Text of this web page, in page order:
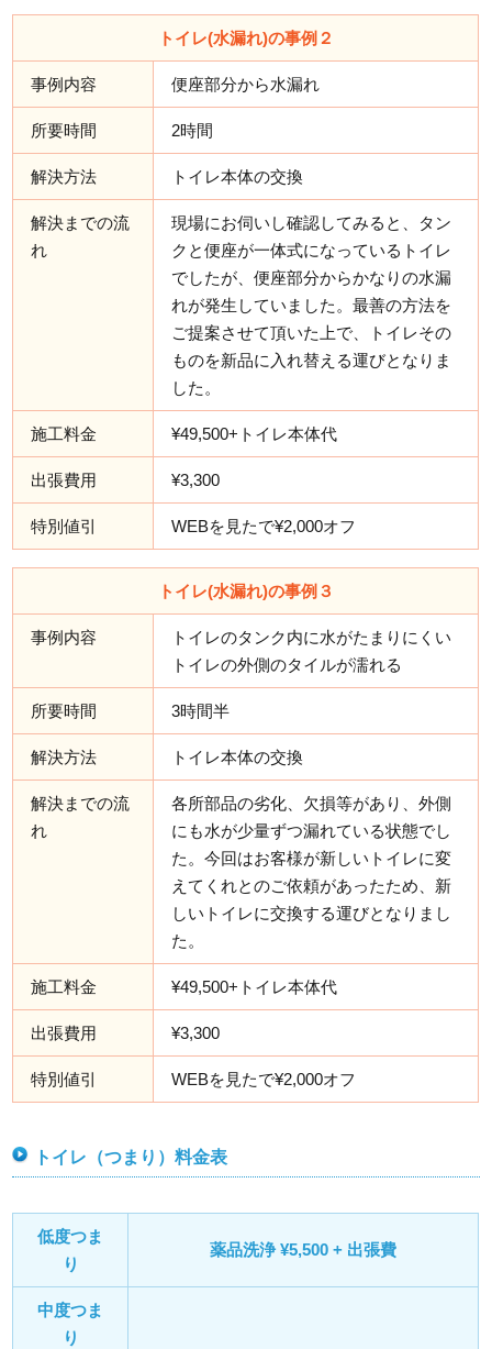
トイレ(水漏れ)の事例２
事例内容 便座部分から水漏れ
所要時間 2時間
解決方法 トイレ本体の交換
解決までの流
れ
現場にお伺いし確認してみると、タン
クと便座が一体式になっているトイレ
でしたが、便座部分からかなりの水漏
れが発生していました。最善の方法を
ご提案させて頂いた上で、トイレその
ものを新品に入れ替える運びとなりま
した。
施工料金 ¥49,500+トイレ本体代
出張費用 ¥3,300
特別値引 WEBを見たで¥2,000オフ
トイレ(水漏れ)の事例３
事例内容
トイレのタンク内に水がたまりにくい
トイレの外側のタイルが濡れる
所要時間 3時間半
解決方法 トイレ本体の交換
解決までの流
れ
各所部品の劣化、欠損等があり、外側
にも水が少量ずつ漏れている状態でし
た。今回はお客様が新しいトイレに変
えてくれとのご依頼があったため、新
しいトイレに交換する運びとなりまし
た。
施工料金 ¥49,500+トイレ本体代
出張費用 ¥3,300
特別値引 WEBを見たで¥2,000オフ
トイレ（つまり）料金表
低度つま
り
薬品洗浄 ¥5,500 + 出張費
中度つま
り